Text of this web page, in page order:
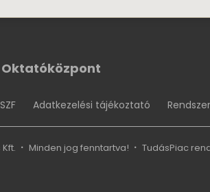
Adatkezelési tájékoztató
Minden jog fenntartva! TudásPiac